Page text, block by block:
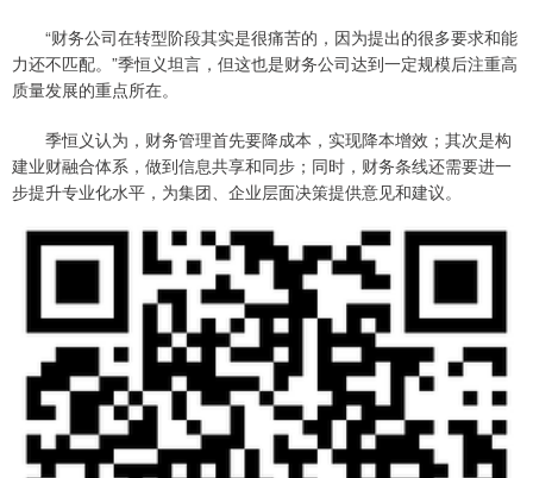
“财务公司在转型阶段其实是很痛苦的，因为提出的很多要求和能
力还不匹配。”季恒义坦言，但这也是财务公司达到一定规模后注重高
质量发展的重点所在。
季恒义认为，财务管理首先要降成本，实现降本增效；其次是构
建业财融合体系，做到信息共享和同步；同时，财务条线还需要进一
步提升专业化水平，为集团、企业层面决策提供意见和建议。